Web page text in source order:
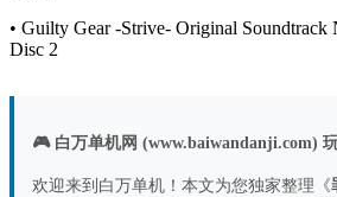
• Guilty Gear -Strive- Original Soundtrack
Disc 2
🎮 白万单机网 (www.baiwandanji.com)
欢迎来到白万单机！本文为您独家整理《